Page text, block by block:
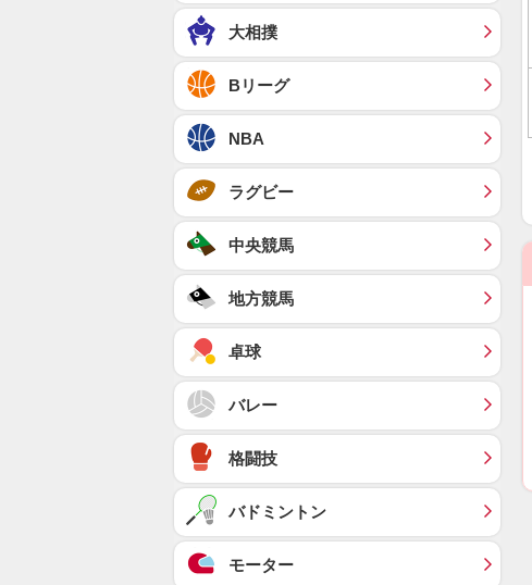
大相撲
Bリーグ
NBA
ラグビー
中央競馬
地方競馬
卓球
バレー
格闘技
バドミントン
モーター